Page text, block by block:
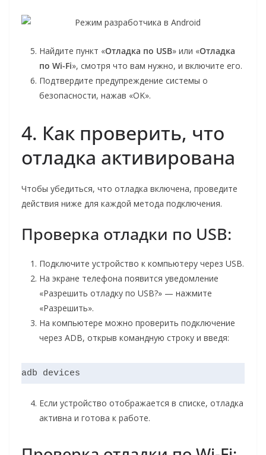
Найдите пункт «Отладка по USB» или «Отладка
по Wi-Fi», смотря что вам нужно, и включите его.
Подтвердите предупреждение системы о
безопасности, нажав «OK».
4. Как проверить, что
отладка активирована
Чтобы убедиться, что отладка включена, проведите
действия ниже для каждой метода подключения.
Проверка отладки по USB:
Подключите устройство к компьютеру через USB.
На экране телефона появится уведомление
«Разрешить отладку по USB?» — нажмите
«Разрешить».
На компьютере можно проверить подключение
через ADB, открыв командную строку и введя:
adb devices
Если устройство отображается в списке, отладка
активна и готова к работе.